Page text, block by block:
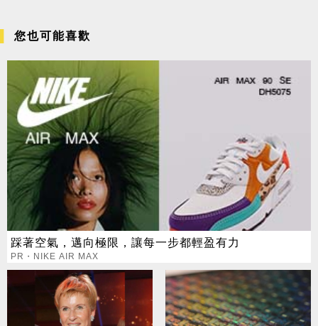
您也可能喜歡
踩著空氣，邁向極限，讓每一步都輕盈有力
PR・NIKE AIR MAX